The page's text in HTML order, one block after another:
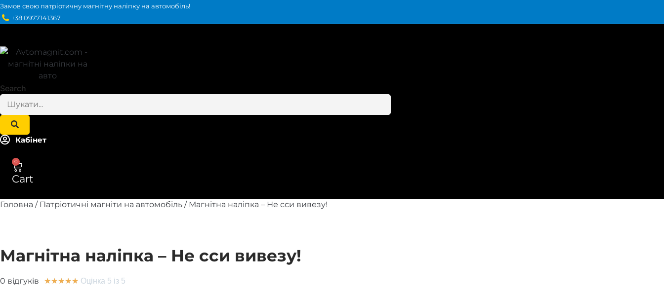
Перейти
до
Замов свою патріотичну магнітну наліпку на автомобіль!
+38 0977141367
Search
Кабінет
0
Cart
Головна / Патріотичні магніти на автомобіль / Магнітна наліпка – Не сси вивезу!
Магнітна наліпка – Не сси вивезу!
0 відгуків ★★★★★ Оцінка 5 із 5